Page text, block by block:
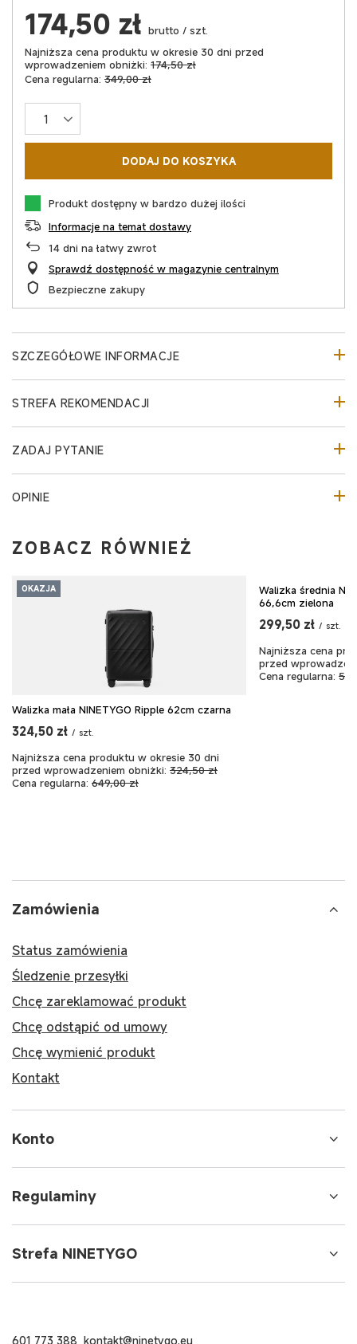
174,50 zł brutto / szt.
Najniższa cena produktu w okresie 30 dni przed
wprowadzeniem obniżki: 174,50 zł
Cena regularna: 349,00 zł
DODAJ DO KOSZYKA
Produkt dostępny w bardzo dużej ilości
Informacje na temat dostawy
14 dni na łatwy zwrot
Sprawdź dostępność w magazynie centralnym
Bezpieczne zakupy
SZCZEGÓŁOWE INFORMACJE
STREFA REKOMENDACJI
ZADAJ PYTANIE
OPINIE
ZOBACZ RÓWNIEŻ
OKAZJA
Walizka mała NINETYGO Ripple 62cm czarna
324,50 zł / szt.
Najniższa cena produktu w okresie 30 dni
przed wprowadzeniem obniżki: 324,50 zł
Cena regularna: 649,00 zł
OKAZJA
Walizka średnia
66,6cm zielona
299,50 zł / szt.
Najniższa cena
przed
Cena regularna:
Zamówienia
Status zamówienia
Śledzenie przesyłki
Chcę zareklamować produkt
Chcę odstąpić od umowy
Chcę wymienić produkt
Kontakt
Konto
Regulaminy
Strefa NINETYGO
601 773 388 kontakt@ninetygo.eu